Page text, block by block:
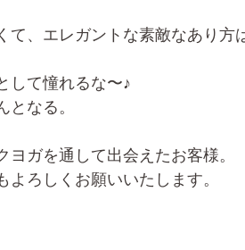
て、エレガントな素敵なあり
して憧れるな〜♪
となる。
ヨガを通して出会えたお客様。
よろしくお願いいたします。